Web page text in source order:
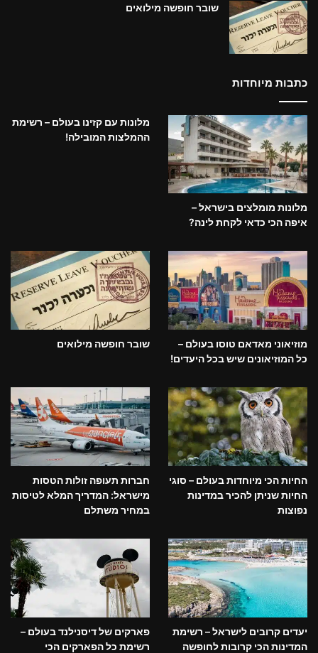
שובר חופשה מילואים
כתבות מיוחדות
מלונות מומלצים בישראל –
איפה הכי כדאי לקחת לינה?
מלונות עם קזינו בעולם – רשימת
ההמלצות המובילה!
מוזיאוני מאדאם טוסו בעולם –
כל המוזיאונים שיש בכל היעדים!
שובר חופשה מילואים
החיות הכי מיוחדות בעולם – סוגי
החיות שניתן להכיר במדינות
נפוצות
חברות תעופה זולות הטסות
מישראל: המדריך המלא לטיסות
במחיר משתלם
יעדים קרובים לישראל – רשימת
המדינות הכי קרובות לחופשה
פארקים של דיסנילנד בעולם –
רשימת כל הפארקים הכי